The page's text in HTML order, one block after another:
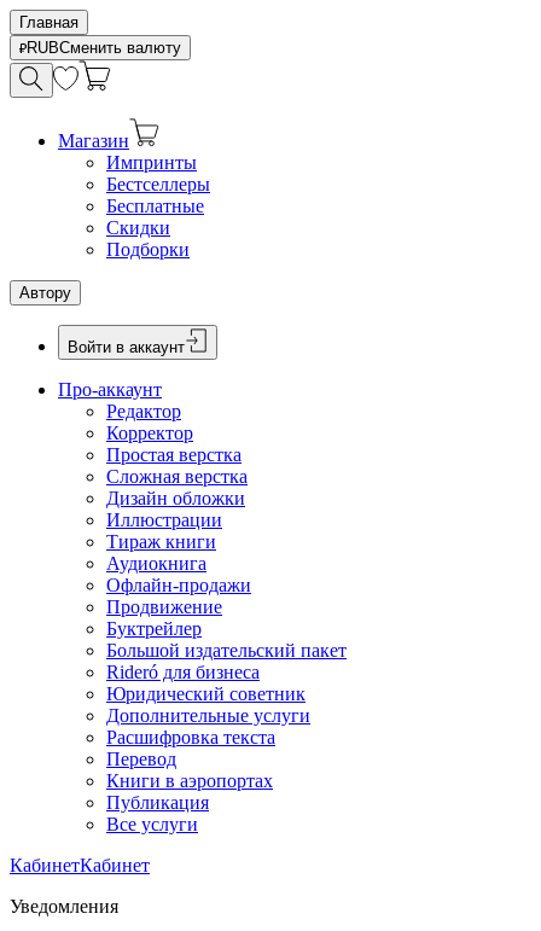
Главная
RUBСменить валюту
Магазин
Импринты
Бестселлеры
Бесплатные
Скидки
Подборки
Автору
Войти в аккаунт
Про-аккаунт
Редактор
Корректор
Простая верстка
Сложная верстка
Дизайн обложки
Иллюстрации
Тираж книги
Аудиокнига
Офлайн-продажи
Продвижение
Буктрейлер
Большой издательский пакет
Rideró для бизнеса
Юридический советник
Дополнительные услуги
Расшифровка текста
Перевод
Книги в аэропортах
Публикация
Все услуги
КабинетКабинет
Уведомления